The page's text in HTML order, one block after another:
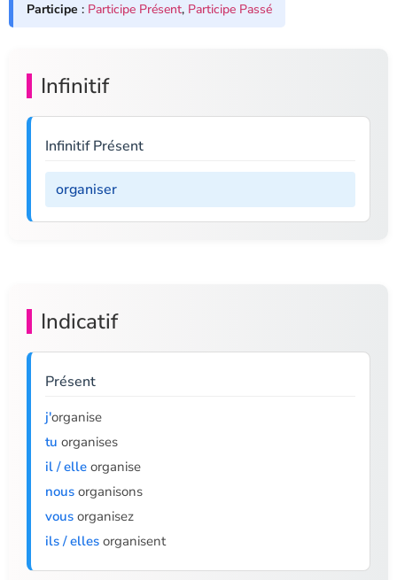
Participe : Participe Présent, Participe Passé
Infinitif
Infinitif Présent
organiser
Indicatif
Présent
j'organise
tu organises
il / elle organise
nous organisons
vous organisez
ils / elles organisent